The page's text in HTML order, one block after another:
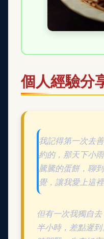
個人經驗分
我記得第一次去
約的，那天下小
騰騰的蛋餅，聊
覺，讓我愛上這裡
但有一次我獨自
半小時，差點遲